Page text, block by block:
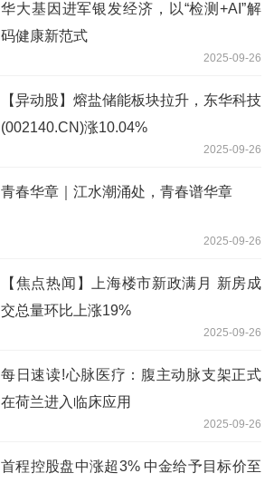
华大基因进军银发经济，以“检测+AI”解
码健康新范式
2025-09-26
【异动股】熔盐储能板块拉升，东华科技
(002140.CN)涨10.04%
2025-09-26
青春华章｜江水潮涌处，青春谱华章
2025-09-26
【焦点热闻】上海楼市新政满月 新房成
交总量环比上涨19%
2025-09-26
每日速读!心脉医疗：腹主动脉支架正式
在荷兰进入临床应用
2025-09-26
首程控股盘中涨超3% 中金给予目标价至